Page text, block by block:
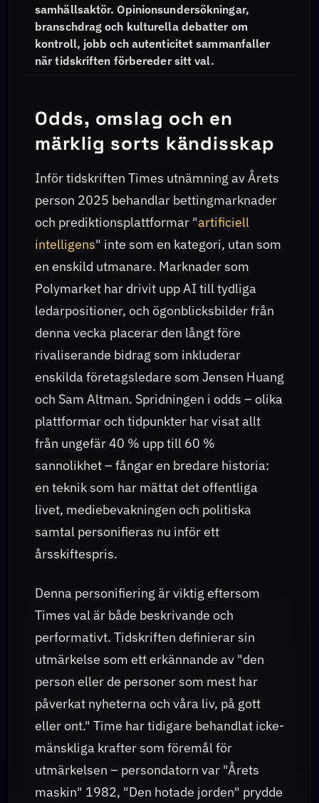
samhällsaktör. Opinionsundersökningar,
branschdrag och kulturella debatter om
kontroll, jobb och autenticitet sammanfaller
när tidskriften förbereder sitt val.
Odds, omslag och en
märklig sorts kändisskap
Inför tidskriften Times utnämning av Årets
person 2025 behandlar bettingmarknader
och prediktionsplattformar "artificiell
intelligens" inte som en kategori, utan som
en enskild utmanare. Marknader som
Polymarket har drivit upp AI till tydliga
ledarpositioner, och ögonblicksbilder från
denna vecka placerar den långt före
rivaliserande bidrag som inkluderar
enskilda företagsledare som Jensen Huang
och Sam Altman. Spridningen i odds – olika
plattformar och tidpunkter har visat allt
från ungefär 40 % upp till 60 %
sannolikhet – fångar en bredare historia:
en teknik som har mättat det offentliga
livet, mediebevakningen och politiska
samtal personifieras nu inför ett
årsskiftespris.
Denna personifiering är viktig eftersom
Times val är både beskrivande och
performativt. Tidskriften definierar sin
utmärkelse som ett erkännande av "den
person eller de personer som mest har
påverkat nyheterna och våra liv, på gott
eller ont." Time har tidigare behandlat icke-
mänskliga krafter som föremål för
utmärkelsen – persondatorn var "Årets
maskin" 1982, "Den hotade jorden" prydde